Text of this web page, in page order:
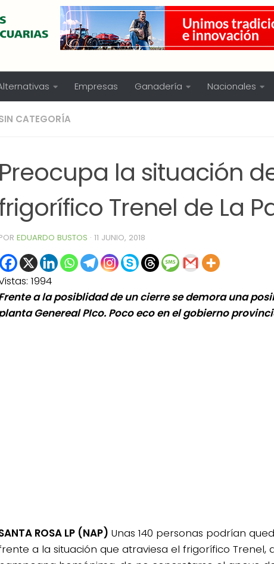
Empresas Ganadería Nacionales
CATEGORÍA
Preocupa la situación
Trenel de La
EDUARDO BUSTOS · 11 JUNIO, 2018
1994
a la posiblidad de un cierre se demora una
Genereal PIco. Poco eco en el gobierno
ROSA LP (NAP) Unas 140 personas podrían
a la situación que atraviesa el frigorífico Trenel,